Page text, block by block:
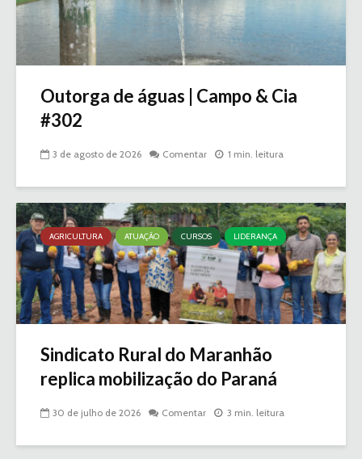
Outorga de águas | Campo & Cia
#302
3 de agosto de 2026 Comentar 1 min. leitura
AGRICULTURA ATUAÇÃO CURSOS LIDERANÇA
Sindicato Rural do Maranhão
replica mobilização do Paraná
30 de julho de 2026 Comentar 3 min. leitura